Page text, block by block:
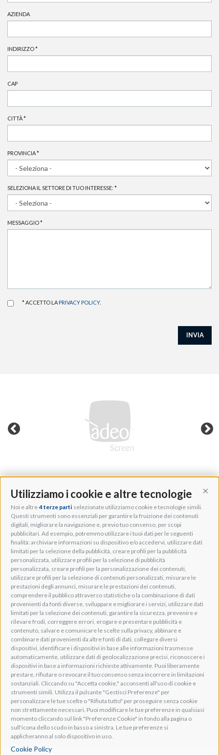
Utilizziamo i cookie e altre tecnologie
Noi e altre 4 terze parti selezionate utilizziamo cookie e tecnologie simili.
Questi strumenti sono essenziali per garantire la fruizione dei contenuti
digitali, migliorare la navigazione e, previo tuo consenso, per scopi
pubblicitari. Ad esempio, potremmo utilizzare i tuoi dati per le seguenti
finalità: archiviare informazioni su dispositivo e/o accedervi, utilizzare dati
limitati per la selezione della pubblicità, creare profili per la pubblicità
personalizzata, utilizzare profili per la selezione di pubblicità
personalizzata, creare profili per la personalizzazione dei contenuti,
utilizzare profili per la selezione di contenuti personalizzati, misurare le
prestazioni degli annunci, misurare le prestazioni dei contenuti,
comprendere il pubblico attraverso statistiche o la combinazione di dati
provenienti da fonti diverse, sviluppare e migliorare i servizi, utilizzare dati
limitati per la selezione dei contenuti, garantire la sicurezza, prevenire e
rilevare frodi, correggere errori, erogare e presentare pubblicità e
contenuto, salvare e comunicare le scelte sulla privacy, abbinare e
combinare dati provenienti da altre fonti di dati, collegare diversi
dispositivi, identificare i dispositivi in base alle informazioni trasmesse
automaticamente, utilizzare dati di geolocalizzazione precisi, riconoscere i
dispositivi in base a informazioni richieste attivamente. Puoi liberamente
prestare, rifiutare o revocare il tuo consenso senza incorrere in limitazioni
sostanziali. Cliccando su "Accetta cookie," acconsenti all'uso di cookie e
strumenti simili. Utilizza il pulsante "Gestisci Preferenze" per
personalizzare le tue scelte o "Rifiuta tutto" per proseguire senza cookie
non strettamente necessari. Puoi modificare le tue preferenze in qualsiasi
momento cliccando sul link "Preferenze Cookie" in fondo alla pagina o
sull'icona dello scudo in basso a sinistra. Le tue preferenze si
applicheranno al solo dispositivo in uso.
Cookie Policy
AZIENDA
INDIRIZZO*
CAP
CITTÀ*
PROVINCIA*
SELEZIONA IL SETTORE DI TUO INTERESSE: *
MESSAGGIO*
* ACCETTO LA PRIVACY POLICY.
INVIA
Adeo Group S.r.l.
Via della Zarga, 50
Lavis, 38015 TN, Italy
Tel: +39 0461 248211
P.IVA: IT01262500224
PEC: pec@pec.adeogroup.it
SDI: T04ZHR3
info@adeogroup.it
Adeo ProAV
Adeo HomeAV
Adeo Screen
Screen Research
Adeum Cinema Suite